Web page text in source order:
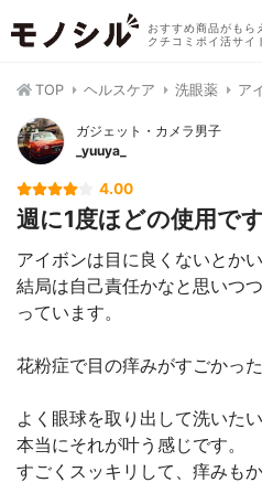
おすすめ商品がもら
クチコミポイ活サイ
TOP ヘルスケア 洗眼薬 ア
ガジェット・カメラ男子
_yuuya_
4.00
週に1度ほどの使用で
アイボンは目に良くないとか
結局は自己責任かなと思いつ
っています。
花粉症で目の痒みがすごかっ
よく眼球を取り出して洗いた
本当にそれが叶う感じです。
すごくスッキリして、痒みも